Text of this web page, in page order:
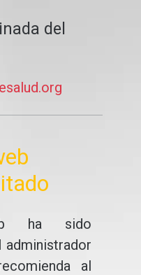
del
ha sido
administrador
al